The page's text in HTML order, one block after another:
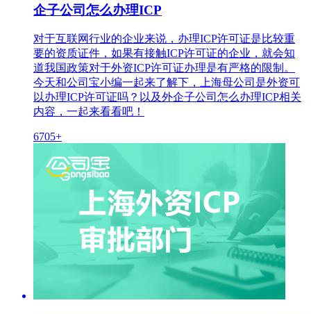
企子公司怎么办理ICP
对于互联网行业的企业来说，办理ICP许可证是比较重
要的资质证件，如果有接触ICP许可证的企业，就会知
道我国政策对于外资ICP许可证办理是有严格的限制。
今天和公司宝小编一起来了解下，上海母公司是外资可
以办理ICP许可证吗？以及外企子公司怎么办理ICP相关
内容，一起来看看吧！
6705+